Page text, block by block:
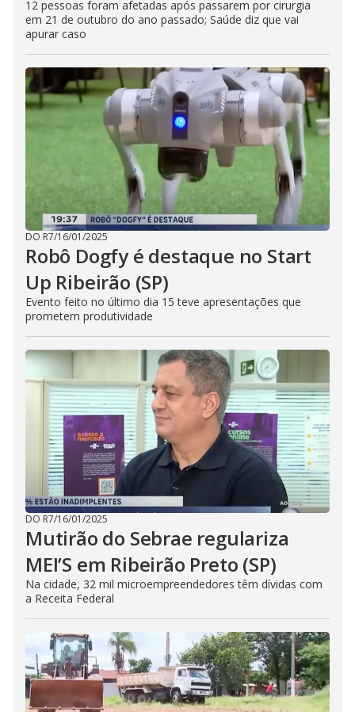
12 pessoas foram afetadas após passarem por cirurgia
em 21 de outubro do ano passado; Saúde diz que vai
apurar caso
DO R7/16/01/2025
Robô Dogfy é destaque no Start
Up Ribeirão (SP)
Evento feito no último dia 15 teve apresentações que
prometem produtividade
DO R7/16/01/2025
Mutirão do Sebrae regulariza
MEI’S em Ribeirão Preto (SP)
Na cidade, 32 mil microempreendedores têm dívidas com
a Receita Federal